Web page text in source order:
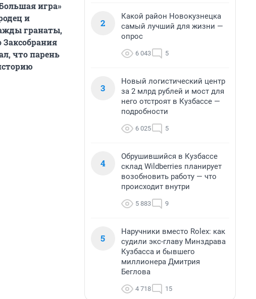
игра»
и
гранаты,
Заксобрания
что парень
2
Какой район Новокузнецка
самый лучший для жизни —
опрос
6 043 5
3
Новый логистический центр
за 2 млрд рублей и мост для
него отстроят в Кузбассе —
подробности
6 025 5
4
Обрушившийся в Кузбассе
склад Wildberries планирует
возобновить работу — что
происходит внутри
5 883 9
5
Наручники вместо Rolex: как
судили экс-главу Минздрава
Кузбасса и бывшего
миллионера Дмитрия
Беглова
4 718 15